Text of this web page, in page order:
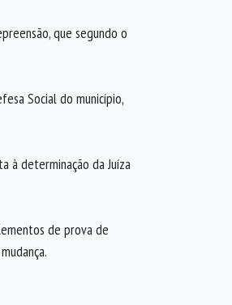
que segundo o
Social do município,
à determinação da Juíza
de prova de